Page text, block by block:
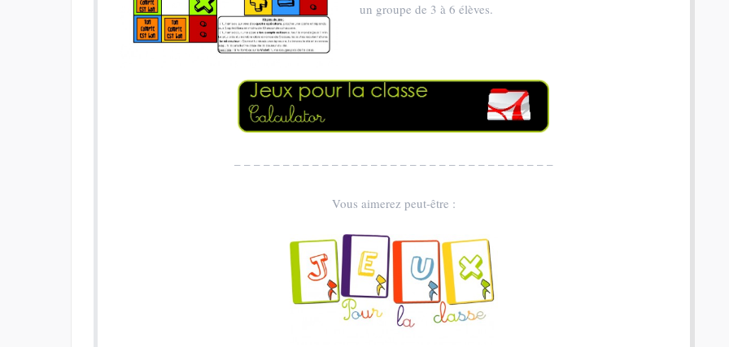
un groupe de 3 à 6 élèves.
– – – – – – – – – – – – – – – – – – – – – – – – – – – – – – – – –
Vous aimerez peut-être :